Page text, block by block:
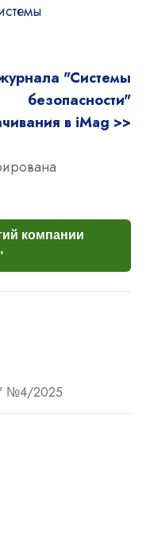
"Системы
безопасности"
в iMag >>
компании
№4/2025